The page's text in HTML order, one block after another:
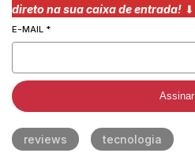
direto na sua caixa de entrada! ⬇︎
E-MAIL *
Assinar
reviews tecnologia